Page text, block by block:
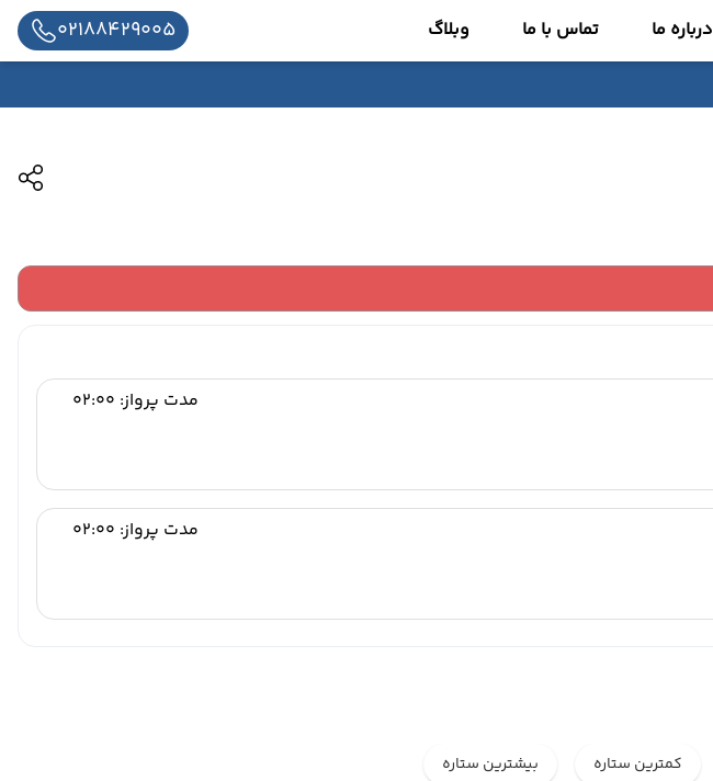
درباره ما تماس با ما وبلاگ 02188429005
مدت پرواز: 02:00
مدت پرواز: 02:00
کمترین ستاره بیشترین ستاره